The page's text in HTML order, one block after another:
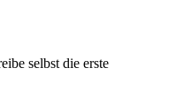
selbst die erste